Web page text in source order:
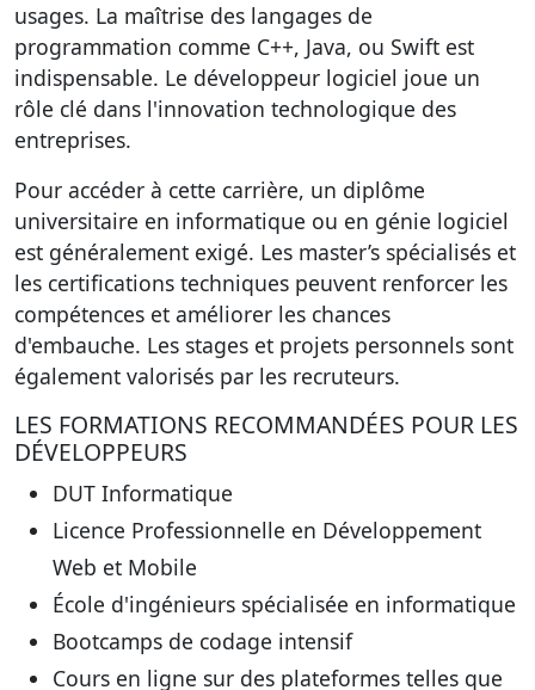
usages. La maîtrise des langages de
programmation comme C++, Java, ou Swift est
indispensable. Le développeur logiciel joue un
rôle clé dans l'innovation technologique des
entreprises.
Pour accéder à cette carrière, un diplôme
universitaire en informatique ou en génie logiciel
est généralement exigé. Les master’s spécialisés et
les certifications techniques peuvent renforcer les
compétences et améliorer les chances
d'embauche. Les stages et projets personnels sont
également valorisés par les recruteurs.
LES FORMATIONS RECOMMANDÉES POUR LES
DÉVELOPPEURS
DUT Informatique
Licence Professionnelle en Développement
Web et Mobile
École d'ingénieurs spécialisée en informatique
Bootcamps de codage intensif
Cours en ligne sur des plateformes telles que